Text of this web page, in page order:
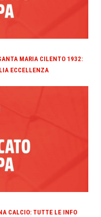
MARIA CILENTO 1932:
ECCELLENZA
CALCIO: TUTTE LE INFO